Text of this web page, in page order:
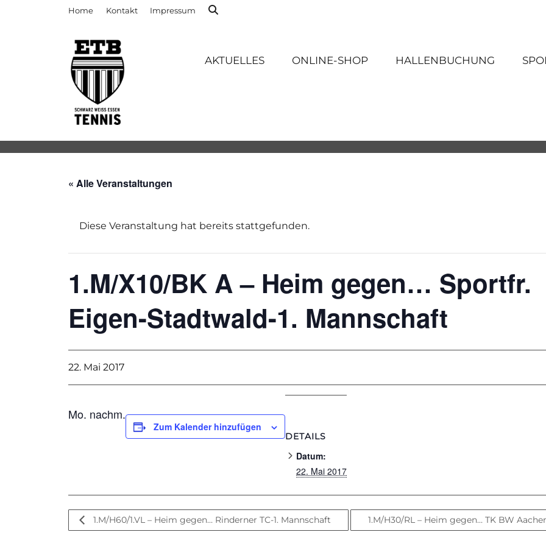
Home Kontakt Impressum
AKTUELLES ONLINE-SHOP HALLENBUCHUNG
« Alle Veranstaltungen
Diese Veranstaltung hat bereits stattgefunden.
1.M/X10/BK A – Heim gegen… Sportfr.
Eigen-Stadtwald-1. Mannschaft
22. Mai 2017
Mo. nachm.
Zum Kalender hinzufügen
DETAILS
Datum:
22. Mai 2017
1.M/H60/1.VL – Heim gegen… Rinderner TC-1. Mannschaft 1.M/H30/RL – Heim gegen… TK BW